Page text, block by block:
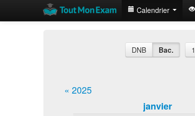
Calendrier
DNB Bac. 1
« 2025
janvier